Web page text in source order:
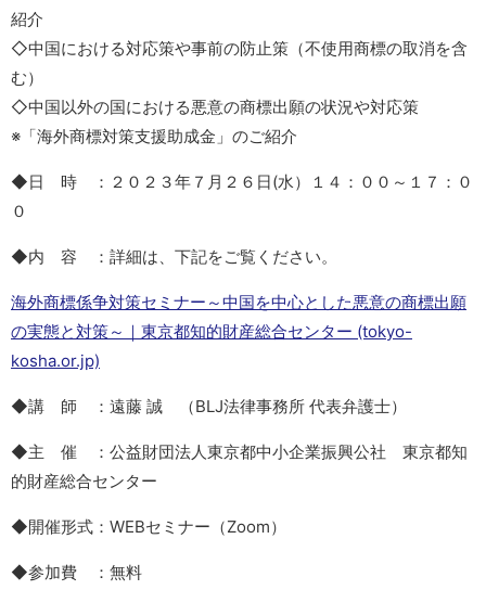
紹介
◇中国における対応策や事前の防止策（不使用商標の取消を含
む）
◇中国以外の国における悪意の商標出願の状況や対応策
※「海外商標対策支援助成金」のご紹介
◆日 時 ：２０２３年７月２６日(水）１４：００～１７：０
０
◆内 容 ：詳細は、下記をご覧ください。
海外商標係争対策セミナー～中国を中心とした悪意の商標出願
の実態と対策～｜東京都知的財産総合センター (tokyo-
kosha.or.jp)
◆講 師 ：遠藤 誠 （BLJ法律事務所 代表弁護士）
◆主 催 ：公益財団法人東京都中小企業振興公社 東京都知
的財産総合センター
◆開催形式：WEBセミナー（Zoom）
◆参加費 ：無料